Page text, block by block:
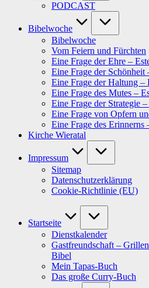
PODCAST
Bibelwoche
Bibelwoche
Vom Feiern und Fürchten
Eine Frage der Ehre –
Eine Frage der Schönheit
Eine Frage der Haltung –
Eine Frage des Mutes –
Eine Frage der Strategie
Eine Frage von Opfern
Eine Frage des Erinnerns
Kirche Wieratal
Impressum
Sitemap
Datenschutzerklärung
Cookie-Richtlinie (EU)
Startseite
Dienstkalender
Gastfreundschaft –
Bibel
Mein Tapas-Buch
Das große Curry-Buch